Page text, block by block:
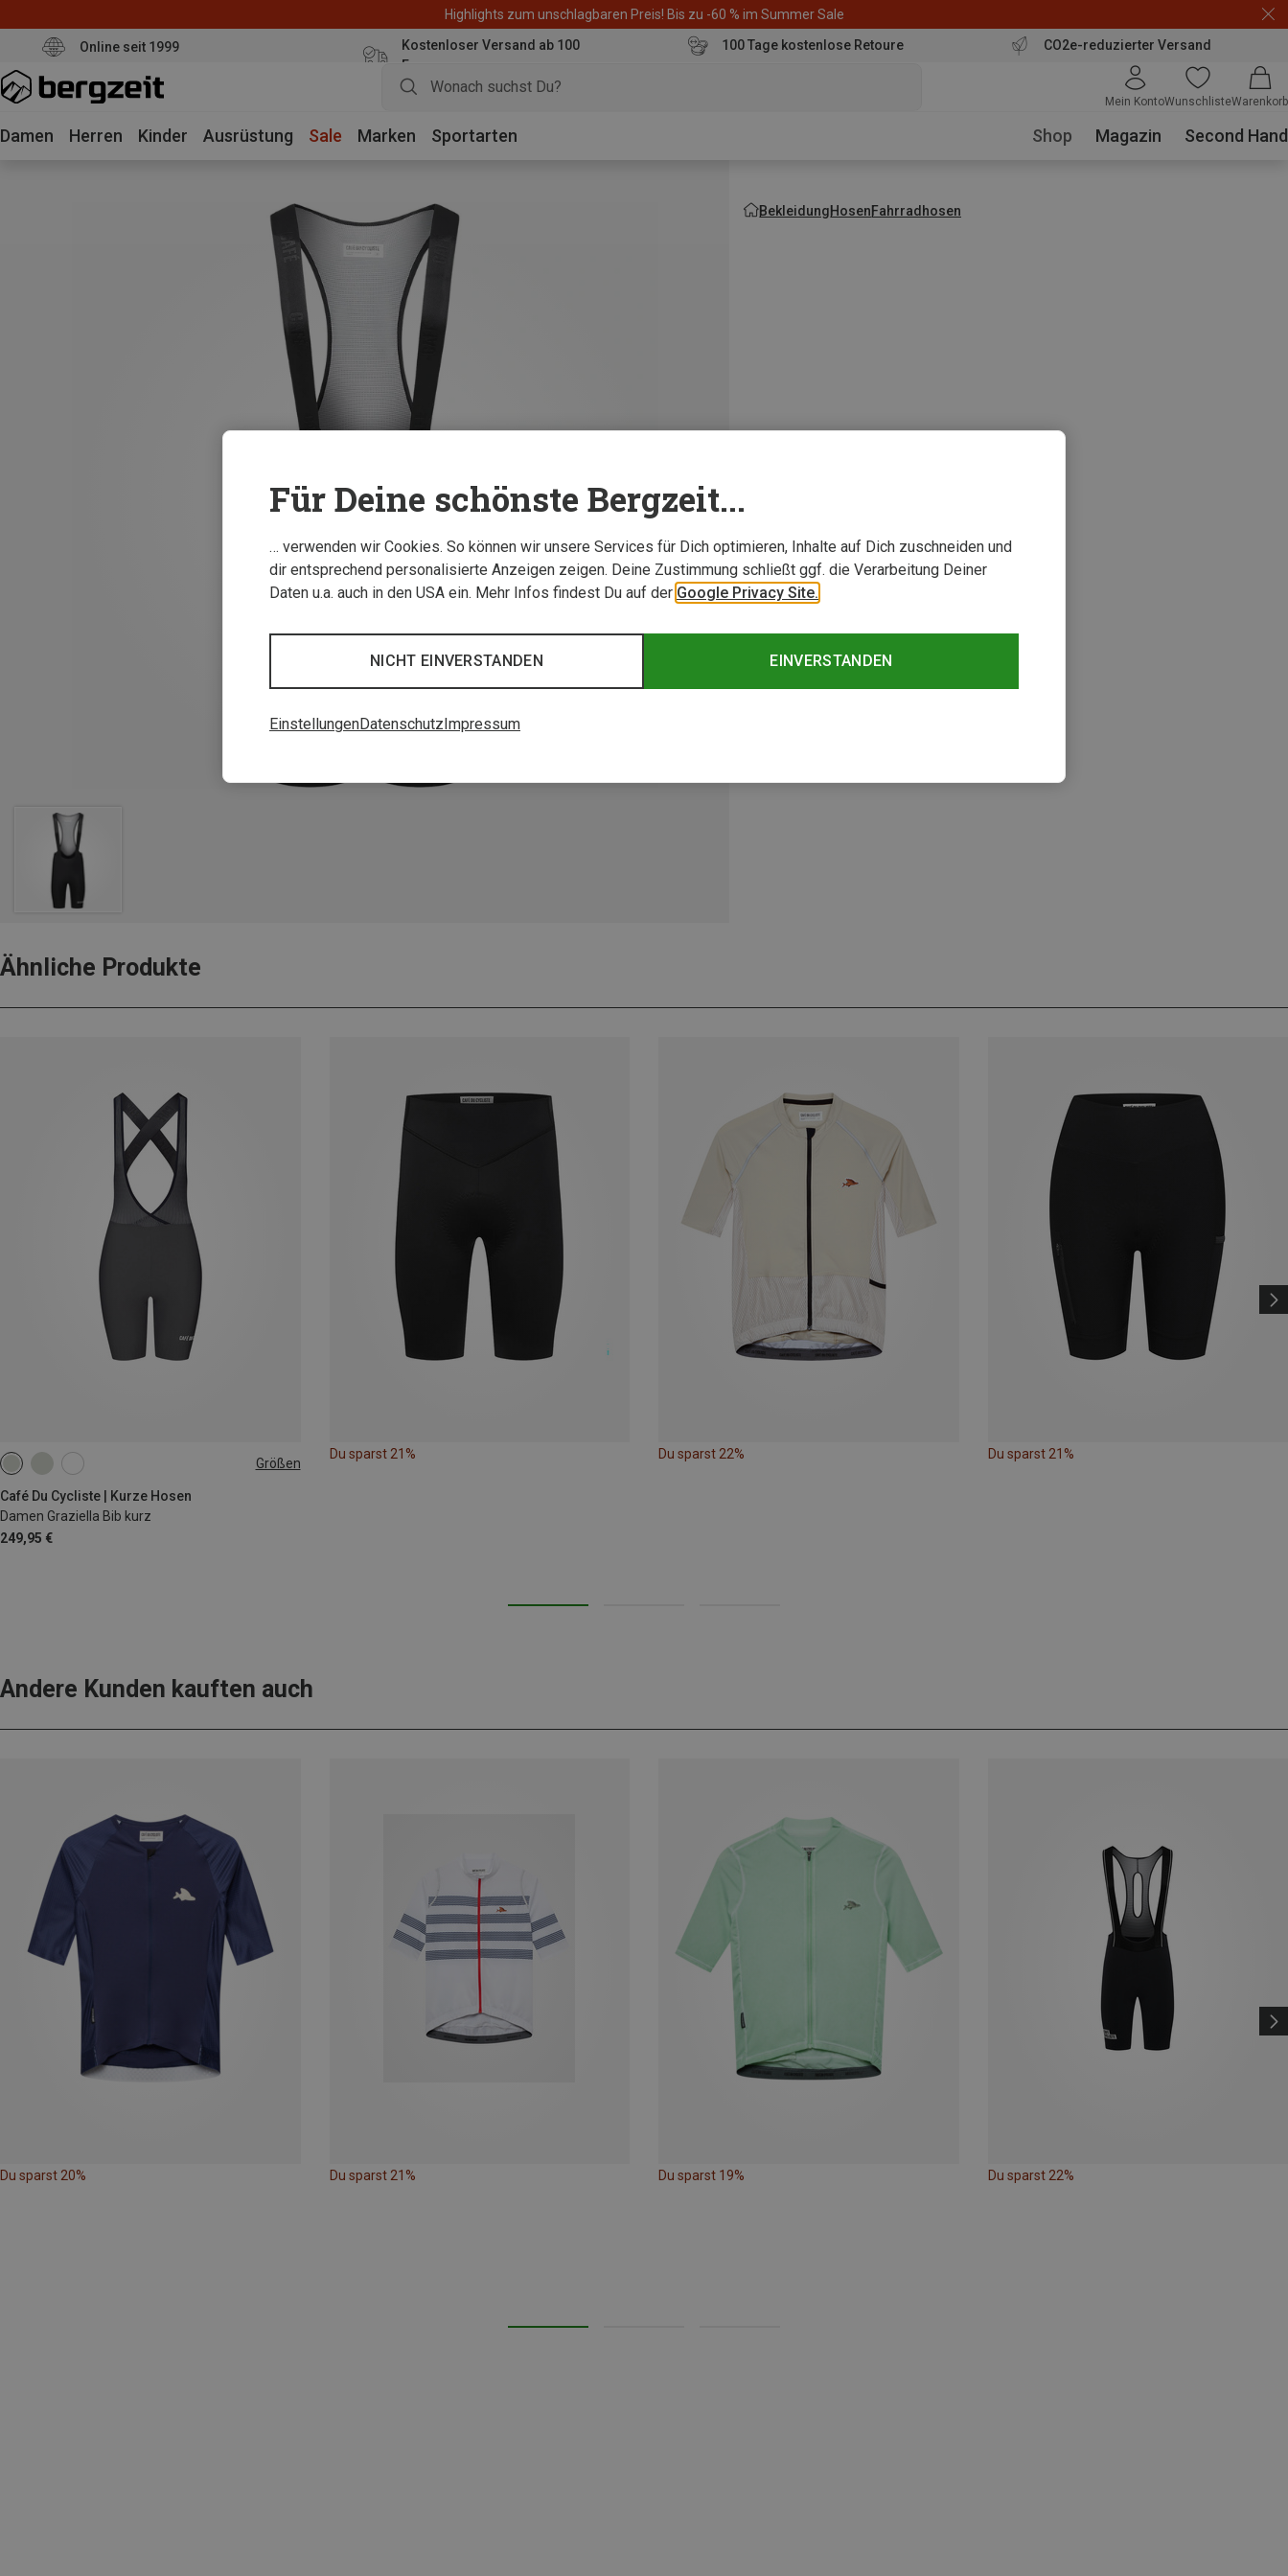
Highlights zum unschlagbaren Preis! Bis zu -60 % im Summer Sale
Online seit 1999
Kostenloser Versand ab 100
Euro
100 Tage kostenlose Retoure CO2e-reduzierter Versand
Mein KontoWunschlisteWarenkorb
Damen Herren Kinder Ausrüstung Sale Marken Sportarten Shop Magazin Second Hand
BekleidungHosenFahrradhosen
Ähnliche Produkte
Größen
Café Du Cycliste | Kurze Hosen
Damen Graziella Bib kurz
249,95 €
XS
Du sparst 21% Du sparst 22% Du sparst 21%
Andere Kunden kauften auch
Du sparst 20% Du sparst 21% Du sparst 19% Du sparst 22%
Für Deine schönste Bergzeit...
… verwenden wir Cookies. So können wir unsere Services für Dich optimieren, Inhalte auf Dich zuschneiden und
dir entsprechend personalisierte Anzeigen zeigen. Deine Zustimmung schließt ggf. die Verarbeitung Deiner
Daten u.a. auch in den USA ein. Mehr Infos findest Du auf der Google Privacy Site.
EINVERSTANDEN
NICHT EINVERSTANDEN
EinstellungenDatenschutzImpressum